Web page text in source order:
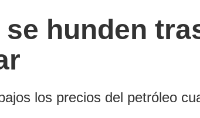
hunden
los precios del petróleo